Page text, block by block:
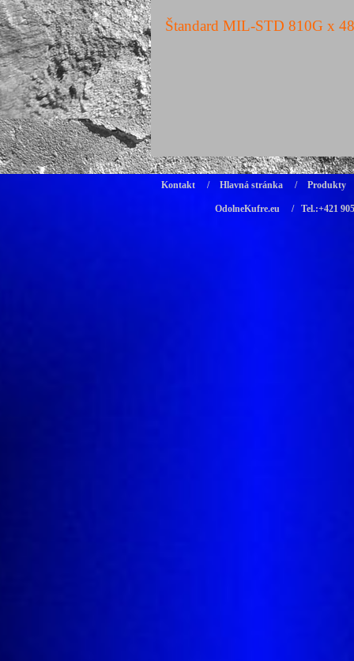
Štandard MIL-STD 810G x
Kontakt / Hlavná stránka / Produkty
OdolneKufre.eu / Tel.:+421